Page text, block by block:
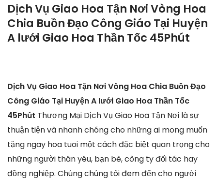
Dịch Vụ Giao Hoa Tận Nơi Vòng Hoa
Chia Buồn Đạo Công Giáo Tại Huyện
A lưới Giao Hoa Thần Tốc 45Phút
Dịch Vụ Giao Hoa Tận Nơi Vòng Hoa Chia Buồn Đạo
Công Giáo Tại Huyện A lưới Giao Hoa Thần Tốc
45Phút Thương Mại Dịch Vụ Giao Hoa Tận Nơi là sự
thuận tiện và nhanh chóng cho những ai mong muốn
tặng ngay hoa tuoi một cách đặc biệt quan trọng cho
những người thân yêu, bạn bè, công ty đối tác hay
đồng nghiệp. Chúng chúng tôi đem đến cho người